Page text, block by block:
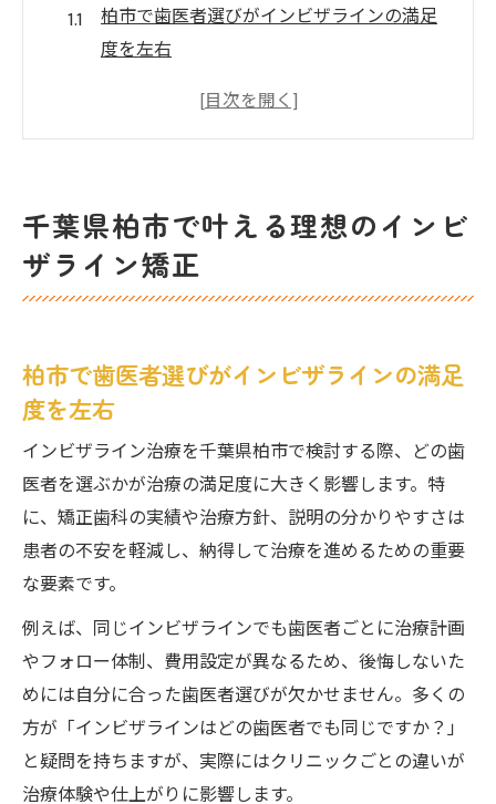
柏市で歯医者選びがインビザラインの満足
度を左右
インビザラインに強い柏市の歯医者の特徴
歯医者が語る柏市インビザラインの安心ポ
イント
柏市で歯医者を比較する際の重要チェック
自分に合った歯医者選びのコツを柏市で伝授
柏市で信頼される歯医者の見極めポイント
インビザライン対応歯医者の選び方と実績
比較
口コミや評判から見る柏市歯医者の実力
認定医在籍の歯医者がインビザラインで注
目
費用面で選ぶ柏市の矯正歯科と歯医者の違
い
インビザライン治療は歯医者でこんなに変わる
理由
歯医者選びで変わるインビザライン治療の
千葉県柏市で叶える理想のインビ
ザライン矯正
柏市で歯医者選びがインビザラインの満足
度を左右
インビザライン治療を千葉県柏市で検討する際、どの歯
医者を選ぶかが治療の満足度に大きく影響します。特
に、矯正歯科の実績や治療方針、説明の分かりやすさは
患者の不安を軽減し、納得して治療を進めるための重要
な要素です。
例えば、同じインビザラインでも歯医者ごとに治療計画
やフォロー体制、費用設定が異なるため、後悔しないた
めには自分に合った歯医者選びが欠かせません。多くの
方が「インビザラインはどの歯医者でも同じですか？」
と疑問を持ちますが、実際にはクリニックごとの違いが
治療体験や仕上がりに影響します。